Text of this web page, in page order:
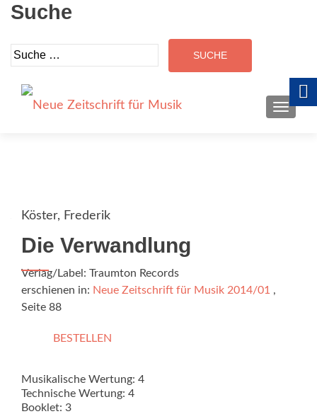
Suche
Suche
nach:
Köster, Frederik
Die Verwandlung
Verlag/Label: Traumton Records
erschienen in: Neue Zeitschrift für Musik 2014/01 ,
Seite 88
BESTELLEN
Musikalische Wertung: 4
Technische Wertung: 4
Booklet: 3